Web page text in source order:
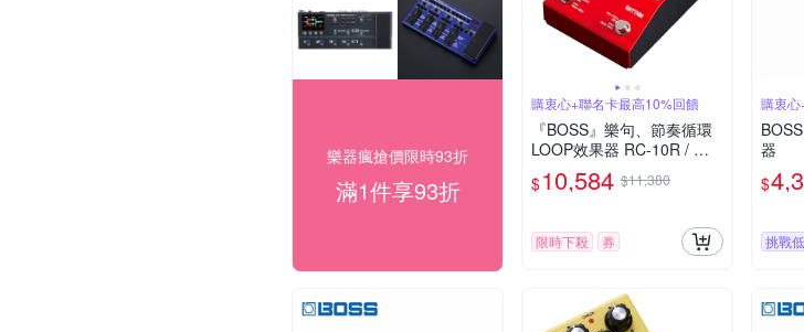
樂器瘋搶價限時93折
滿1件享93折
購衷心+聯名卡最高10%回饋
『BOSS』樂句、節奏循環
LOOP效果器 RC-10R / 公
司貨保固
$10,584 $11,380
限時下殺 券
購衷
器
$
挑戰